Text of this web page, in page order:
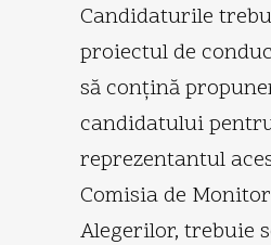
Candidaturile
proiectul de
să conţină
candidatului
reprezentantul
Comisia de
Alegerilor, trebuie